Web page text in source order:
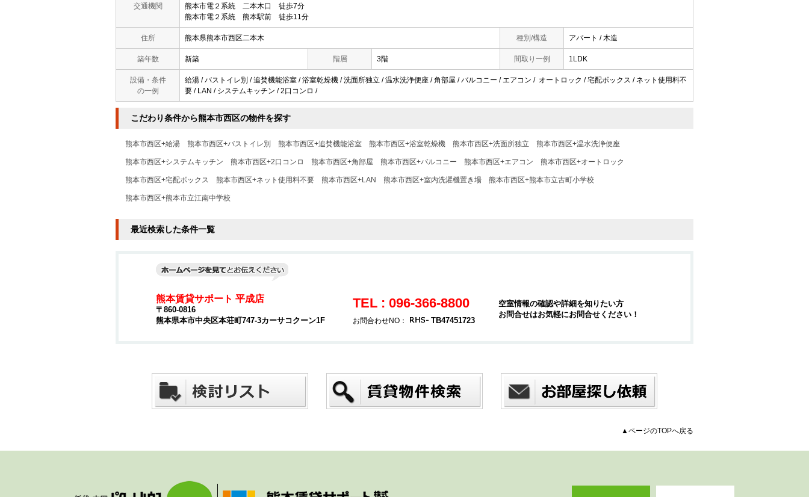
交通機関
熊本市電２系統 二本木口 徒歩7分
熊本市電２系統 熊本駅前 徒歩11分
住所 熊本県熊本市西区二本木 種別/構造 アパート / 木造
築年数 新築 階層 3階 間取り一例 1LDK
設備・条件
の一例
給湯 / バストイレ別 / 追焚機能浴室 / 浴室乾燥機 / 洗面所独立 / 温水洗浄便座 / 角部屋 / バルコニー / エアコン / オートロック / 宅配ボックス / ネット使用料不
要 / LAN / システムキッチン / 2口コンロ /
こだわり条件から熊本市西区の物件を探す
熊本市西区+給湯 熊本市西区+バストイレ別 熊本市西区+追焚機能浴室 熊本市西区+浴室乾燥機 熊本市西区+洗面所独立 熊本市西区+温水洗浄便座
熊本市西区+システムキッチン 熊本市西区+2口コンロ 熊本市西区+角部屋 熊本市西区+バルコニー 熊本市西区+エアコン 熊本市西区+オートロック
熊本市西区+宅配ボックス 熊本市西区+ネット使用料不要 熊本市西区+LAN 熊本市西区+室内洗濯機置き場 熊本市西区+熊本市立古町小学校
熊本市西区+熊本市立江南中学校
最近検索した条件一覧
熊本賃貸サポート 平成店
〒860-0816
熊本県本市中央区本荘町747-3カーサコクーン1F
TEL : 096-366-8800
お問合わせNO： TB47451723
空室情報の確認や詳細を知りたい方
お問合せはお気軽にお問合せください！
▲ページのTOPへ戻る